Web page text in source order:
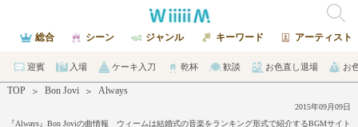
総合 シーン ジャンル キーワード アーティスト
迎賓 入場 ケーキ入刀 乾杯 歓談 お色直し退場 お
TOP ＞ Bon Jovi ＞ Always
2015年09月09日
『Always』Bon Joviの曲情報 ウィームは結婚式の音楽をランキング形式で紹介するBGMサイト